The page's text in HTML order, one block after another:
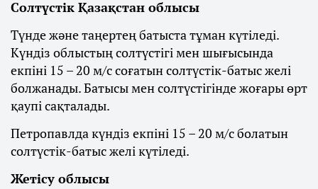
Солтүстік Қазақстан облысы
Түнде және таңертең батыста тұман күтіледі.
Күндіз облыстың солтүстігі мен шығысында
екпіні 15 – 20 м/с соғатын солтүстік-батыс желі
болжанады. Батысы мен солтүстігінде жоғары өрт
қаупі сақталады.
Петропавлда күндіз екпіні 15 – 20 м/с болатын
солтүстік-батыс желі күтіледі.
Жетісу облысы